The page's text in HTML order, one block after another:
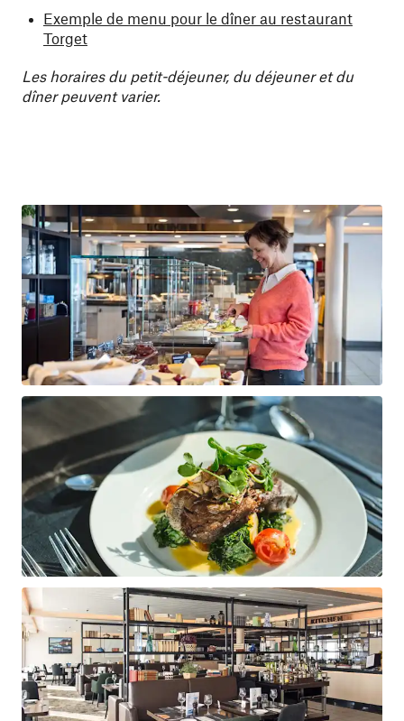
Exemple de menu pour le dîner au restaurant
Torget
Les horaires du petit-déjeuner, du déjeuner et du
dîner peuvent varier.